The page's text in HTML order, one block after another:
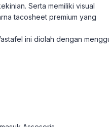
Serta memiliki visual
tacosheet premium yang
ini diolah dengan